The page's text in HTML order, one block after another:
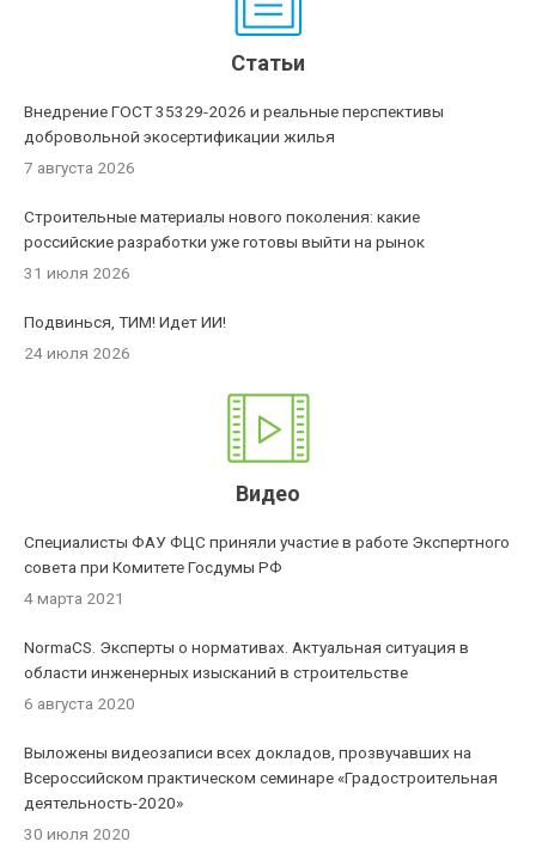
Статьи
Внедрение ГОСТ 35329-2026 и реальные перспективы
добровольной экосертификации жилья
7 августа 2026
Строительные материалы нового поколения: какие
российские разработки уже готовы выйти на рынок
31 июля 2026
Подвинься, ТИМ! Идет ИИ!
24 июля 2026
Видео
Специалисты ФАУ ФЦС приняли участие в работе Экспертного
совета при Комитете Госдумы РФ
4 марта 2021
NormaCS. Эксперты о нормативах. Актуальная ситуация в
области инженерных изысканий в строительстве
6 августа 2020
Выложены видеозаписи всех докладов, прозвучавших на
Всероссийском практическом семинаре «Градостроительная
деятельность-2020»
30 июля 2020